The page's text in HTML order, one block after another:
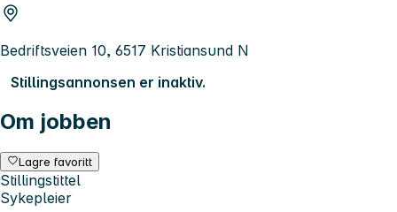
Bedriftsveien 10, 6517 Kristiansund N
Stillingsannonsen er inaktiv.
Om jobben
Lagre favoritt
Stillingstittel
Sykepleier